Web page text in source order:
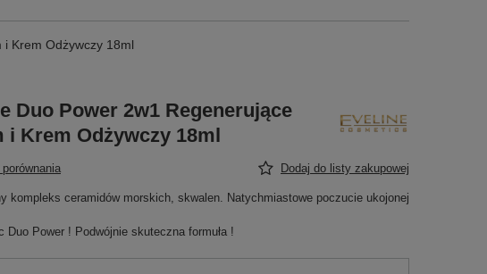
Krem Odżywczy 18ml
Duo Power 2w1 Regenerujące
i Krem Odżywczy 18ml
Dodaj do listy zakupowej
kompleks ceramidów morskich, skwalen. Natychmiastowe poczucie ukojonej
Duo Power ! Podwójnie skuteczna formuła !